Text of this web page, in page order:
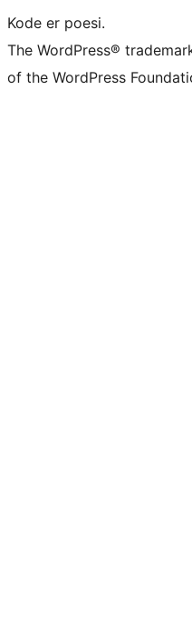
Kode er poesi.
The WordPress®
of the WordPress